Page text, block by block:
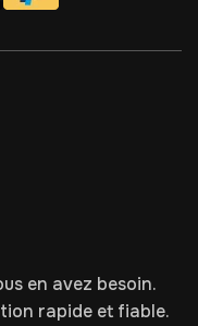
en avez besoin.
rapide et fiable.